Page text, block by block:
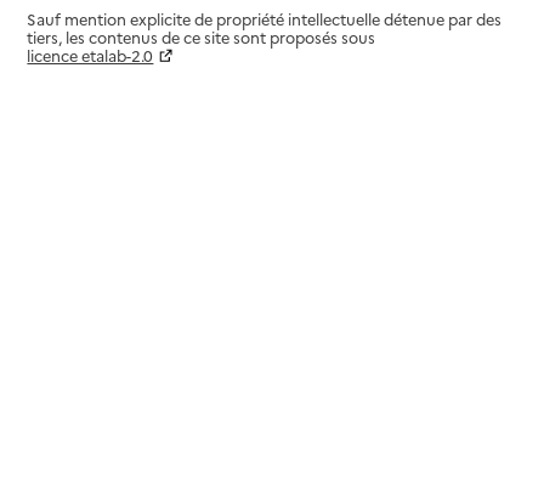
Sauf mention explicite de propriété intellectuelle détenue par des
tiers, les contenus de ce site sont proposés sous
licence etalab-2.0